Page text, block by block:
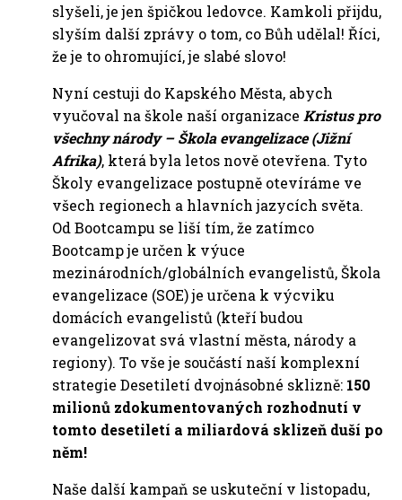
slyšeli, je jen špičkou ledovce. Kamkoli přijdu,
slyším další zprávy o tom, co Bůh udělal! Říci,
že je to ohromující, je slabé slovo!
Nyní cestuji do Kapského Města, abych
vyučoval na škole naší organizaceKristus pro
všechny národy – Škola evangelizace (Jižní
Afrika), která byla letos nově otevřena. Tyto
Školy evangelizace postupně otevíráme ve
všech regionech a hlavních jazycích světa.
Od Bootcampu se liší tím, že zatímco
Bootcamp je určen k výuce
mezinárodních/globálních evangelistů, Škola
evangelizace (SOE) je určena k výcviku
domácích evangelistů (kteří budou
evangelizovat svá vlastní města, národy a
regiony). To vše je součástí naší komplexní
strategie Desetiletí dvojnásobné sklizně: 150
milionů zdokumentovaných rozhodnutí v
tomto desetiletí a miliardová sklizeň duší po
něm!
Naše další kampaň se uskuteční v listopadu,